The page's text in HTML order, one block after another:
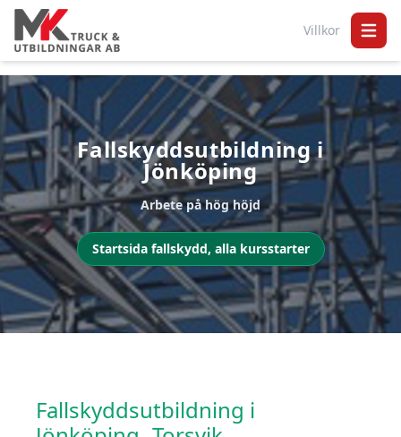
Villkor Open
Fallskyddsutbildning i
Jönköping
Arbete på hög höjd
Startsida fallskydd, alla kursstarter
Fallskyddsutbildning i